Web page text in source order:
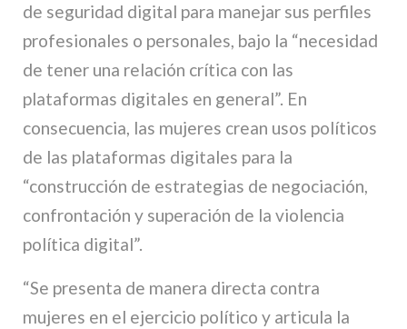
de seguridad digital para manejar sus perfiles
profesionales o personales, bajo la “necesidad
de tener una relación crítica con las
plataformas digitales en general”. En
consecuencia, las mujeres crean usos políticos
de las plataformas digitales para la
“construcción de estrategias de negociación,
confrontación y superación de la violencia
política digital”.
“Se presenta de manera directa contra
mujeres en el ejercicio político y articula la